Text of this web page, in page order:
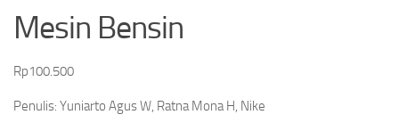
Mesin Bensin
Rp100.500
Penulis: Yuniarto Agus W, Ratna Mona H, Nike